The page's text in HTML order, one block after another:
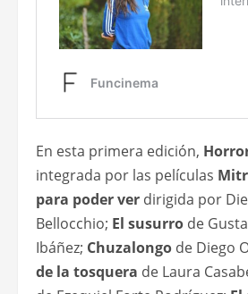
En esta primera edición,
integrada por las películas
para poder ver dirigida por
Bellocchio; El susurro de
Ibáñez; Chuzalongo de Diego
de la tosquera de Laura